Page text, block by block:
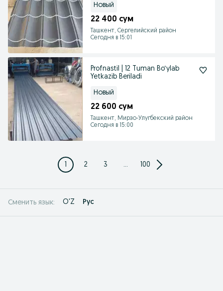
Новый
22 400 сум
Ташкент, Сергелийский район
Сегодня в 15:01
Profnastil | 12 Tuman Bo‘ylab
Yetkazib Beriladi
Новый
22 600 сум
Ташкент, Мирзо-Улугбекский район
Сегодня в 15:00
1 2 3 ... 100
Сменить язык: O'Z Рус